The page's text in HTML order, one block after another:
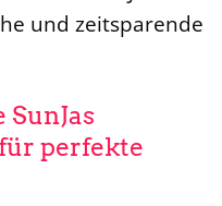
und zeitsparende
SunJas
perfekte